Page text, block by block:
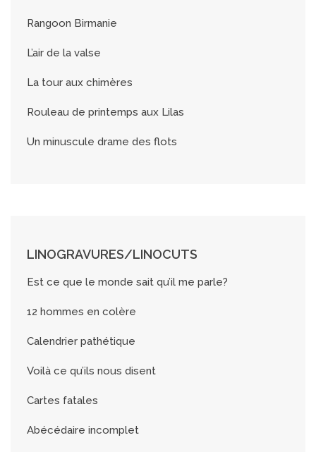
Rangoon Birmanie
L’air de la valse
La tour aux chimères
Rouleau de printemps aux Lilas
Un minuscule drame des flots
LINOGRAVURES/LINOCUTS
Est ce que le monde sait qu’il me parle?
12 hommes en colère
Calendrier pathétique
Voilà ce qu’ils nous disent
Cartes fatales
Abécédaire incomplet